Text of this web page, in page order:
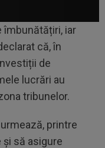
îmbunătățiri, iar
că, în
de
lucrări au
tribunelor.
printre
să asigure